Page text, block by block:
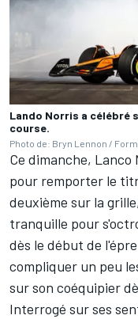
Lando Norris a célébré
course.
Photo de: Bryn Lennon /
Ce dimanche,
pour remporter le
deuxième sur la
tranquille pour
dès le début de
compliquer un peu
sur son coéquipier
Interrogé sur ses